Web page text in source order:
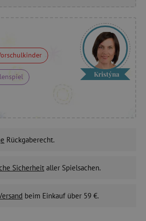
Kristýna
Rückgaberecht.
Sicherheit aller Spielsachen.
beim Einkauf über 59 €.